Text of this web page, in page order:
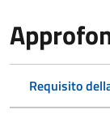
Requisito